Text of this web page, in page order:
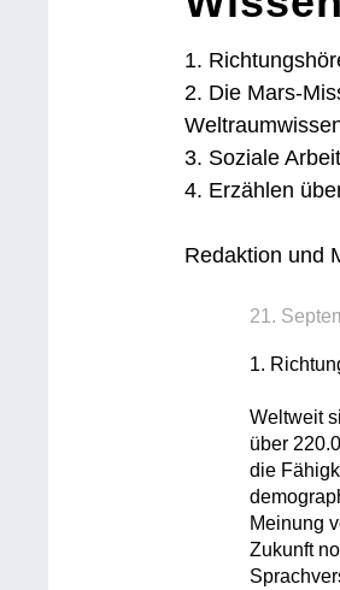
1.
2. Die Mars-
3. Soziale
4. Erzählen
Redaktion und
21.
1.
Weltweit
über
die
Meinung
Zukunft